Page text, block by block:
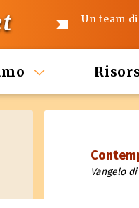
Un team
Vangelo